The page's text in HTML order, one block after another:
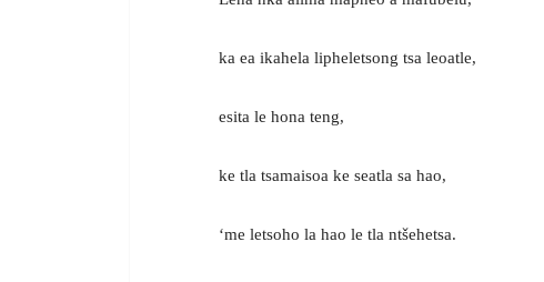
ka ea ikahela lipheletsong tsa leoatle,
esita le hona teng,
ke tla tsamaisoa ke seatla sa hao,
‘me letsoho la hao le tla ntšehetsa.